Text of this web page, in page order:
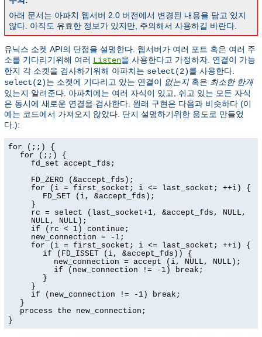
아래 문서는 아파치 웹서버 2.0 버전에서 변경된 내용을 담고 있지
않다. 아직도 유효한 정보가 있지만, 주의해서 사용하길 바란다.
유닉스 소켓 API의 단점을 설명한다. 웹서버가 여러 포트 혹은 여러 주
소를 기다리기위해 여러 Listen을 사용한다고 가정하자. 연결이 가능
한지 각 소켓을 검사하기위해 아파치는 select(2)를 사용한다.
select(2)는 소켓에 기다리고 있는 연결이 없는지혹은 최소한 한개
있는지 알려준다. 아파치에는 여러 자식이 있고, 쉬고 있는 모든 자식
은 동시에 새로운 연결을 검사한다. 원래 구현은 다음과 비슷하다 (이
예는 코드에서 가져오지 않았다. 단지 설명하기위한 용도로 만들었
다.):
for (;;) {
for (;;) {
fd_set accept_fds;
FD_ZERO (&accept_fds);
for (i = first_socket; i <= last_socket; ++i) {
FD_SET (i, &accept_fds);
}
rc = select (last_socket+1, &accept_fds, NULL,
NULL, NULL);
if (rc < 1) continue;
new_connection = -1;
for (i = first_socket; i <= last_socket; ++i) {
if (FD_ISSET (i, &accept_fds)) {
new_connection = accept (i, NULL, NULL);
if (new_connection != -1) break;
}
}
if (new_connection != -1) break;
}
process the new_connection;
}